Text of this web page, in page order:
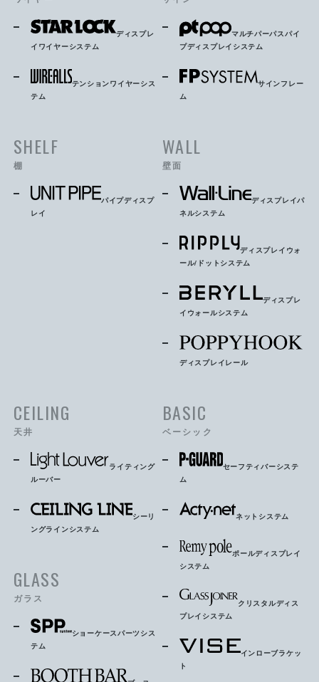
ディスプレ
イワイヤーシステム
テンションワイヤーシス
テム
マルチパーパスパイ
プディスプレイシステム
サインフレー
ム
SHELF
棚
パイプディスプ
レイ
WALL
壁面
ディスプレイパ
ネルシステム
ディスプレイウォ
ール/ドットシステム
ディスプレ
イウォールシステム
ディスプレイレール
CEILING
天井
ライティング
ルーバー
シーリ
ングラインシステム
GLASS
ガラス
ショーケースパーツシス
テム
BASIC
ベーシック
セーフティバーシステ
ム
ネットシステム
ポールディスプレイ
システム
クリスタルディス
プレイシステム
インローブラケッ
ト